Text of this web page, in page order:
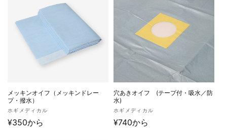
ン
メッキンオイフ（メッキンドレー
プ・撥水）
販
売
ホギメディカル
通
¥350から
穴あきオイフ (テープ付・吸水／防
水)
販
売
ホギメディカル
通
¥740から